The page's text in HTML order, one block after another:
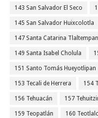
143 San Salvador El Seco
145 San Salvador Huixcolotla
147 Santa Catarina Tlaltempan
149 Santa Isabel Cholula
151 Santo Tomás Hueyotlipan
153 Tecali de Herrera 154
156 Tehuacán 157
159 Teopatlán 160